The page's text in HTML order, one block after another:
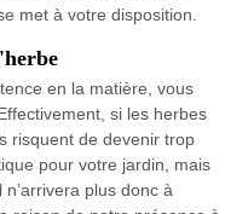
met à votre disposition.
en la matière, vous
si les herbes
risquent de devenir trop
pour votre jardin, mais
plus donc à